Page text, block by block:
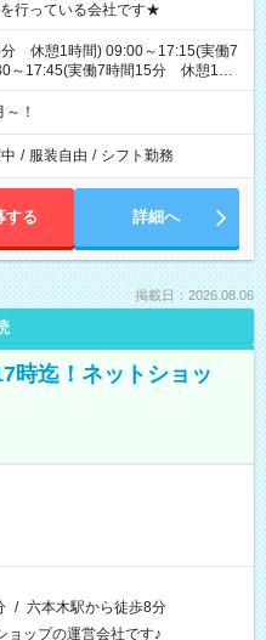
行っている会社です★
休憩1時間) 09:00～17:15(実働7
～17:45(実働7時間15分 休憩1時
度遅番あります(在宅勤務OK) ※配
！
/ 服装自由 / シフト勤務
する 詳細へ
掲載日：2026.08.06
時迄！ネットショッ
/ 六本木駅から徒歩8分
ップの運営会社です♪